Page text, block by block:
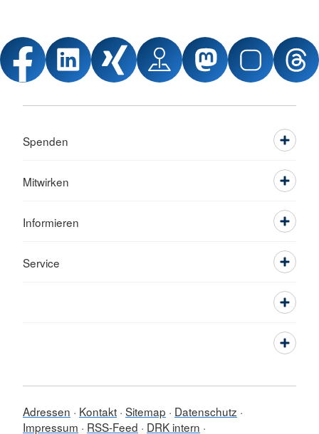
Spenden
Mitwirken
Informieren
Service
Adressen Kontakt Sitemap
Datenschutz
Impressum
RSS-Feed DRK intern